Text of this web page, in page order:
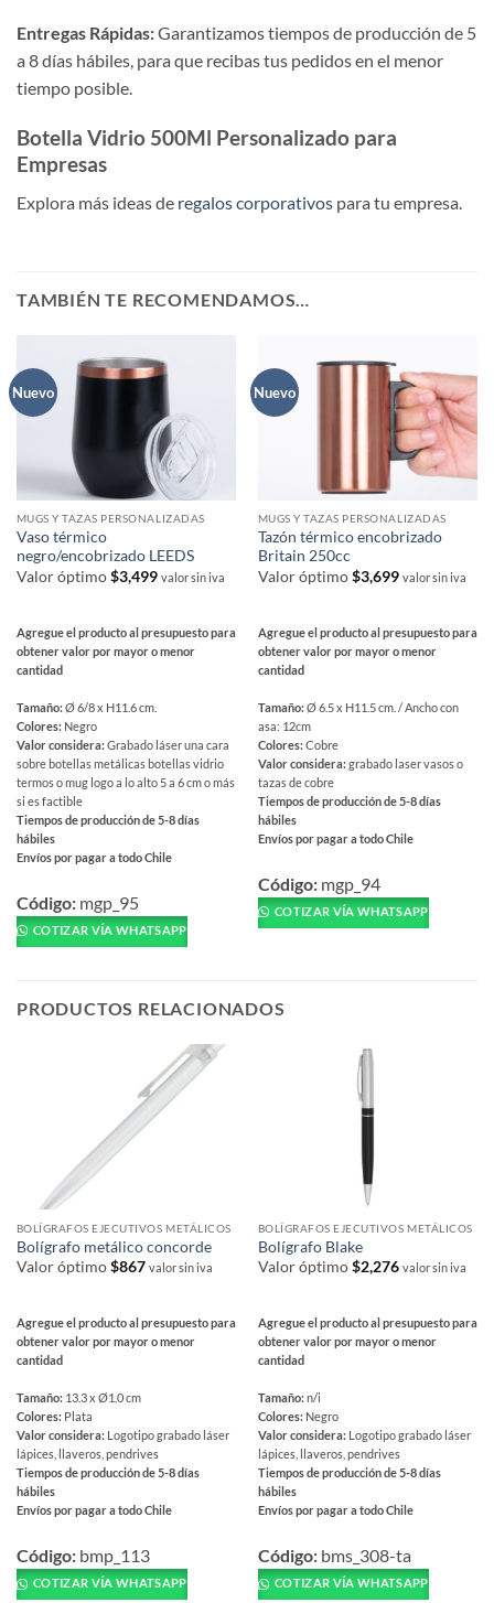
Entregas Rápidas:Garantizamos tiempos de producción de 5
a 8 días hábiles, para que recibas tus pedidos en el menor
tiempo posible.
Botella Vidrio 500Ml Personalizado para
Empresas
Explora más ideas de regalos corporativos para tu empresa.
TAMBIÉN TE RECOMENDAMOS…
Nuevo
MUGS Y TAZAS PERSONALIZADAS
Vaso térmico
negro/encobrizado LEEDS
Valor óptimo$3,499 valor sin iva
Agregue el producto al presupuesto para
obtener valor por mayor o menor
cantidad
Tamaño:Ø 6/8 x H11.6 cm.
Colores: Negro
Valor considera:Grabado láser una cara
sobre botellas metálicas botellas vidrio
termos o mug logo a lo alto 5 a 6 cm o más
si es factible
Tiempos de producción de 5-8 días
hábiles
Envíos por pagar a todo Chile
producto
tiene
múltiples
opciones
producto
Código: mgp_95
COTIZAR VÍA WHATSAPP
Nuevo
MUGS Y TAZAS PERSONALIZADAS
Tazón térmico encobrizado
Britain 250cc
Valor óptimo$3,699 valor sin iva
Agregue el producto al presupuesto para
obtener valor por mayor o menor
cantidad
Tamaño:Ø 6.5 x H11.5 cm. / Ancho con
asa: 12cm
Colores:Cobre
Valor considera:grabado laser vasos o
tazas de cobre
Tiempos de producción de 5-8 días
hábiles
Envíos por pagar a todo Chile
producto
tiene
múltiples
se
Código: mgp_94
COTIZAR VÍA WHATSAPP
PRODUCTOS RELACIONADOS
BOLÍGRAFOS EJECUTIVOS METÁLICOS
Bolígrafo metálico concorde
Valor óptimo$867 valor sin iva
Agregue el producto al presupuesto para
obtener valor por mayor o menor
cantidad
Tamaño: 13.3 x Ø1.0 cm
Colores: Plata
Valor considera: Logotipo grabado láser
lápices, llaveros, pendrives
Tiempos de producción de 5-8 días
hábiles
Envíos por pagar a todo Chile
producto
tiene
Código: bmp_113
COTIZAR VÍA WHATSAPP
BOLÍGRAFOS EJECUTIVOS METÁLICOS
Bolígrafo Blake
Valor óptimo$2,276 valor sin iva
Agregue el producto al presupuesto para
obtener valor por mayor o menor
cantidad
Tamaño:n/i
Colores: Negro
Valor considera: Logotipo grabado láser
lápices, llaveros, pendrives
Tiempos de producción de 5-8 días
hábiles
Envíos por pagar a todo Chile
producto
tiene
Código: bms_308-ta
COTIZAR VÍA WHATSAPP